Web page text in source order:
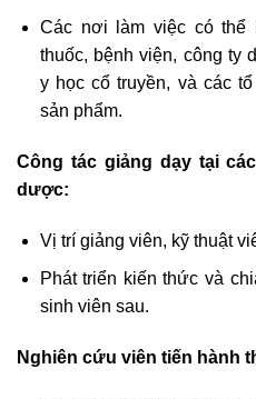
Các nơi làm việc có thể
thuốc, bệnh viện, công ty
y học cổ truyền, và các
sản phẩm.
Công tác giảng dạy tại
dược:
Vị trí giảng viên, kỹ thuật
Phát triển kiến thức và
sinh viên sau.
Nghiên cứu viên tiến hành